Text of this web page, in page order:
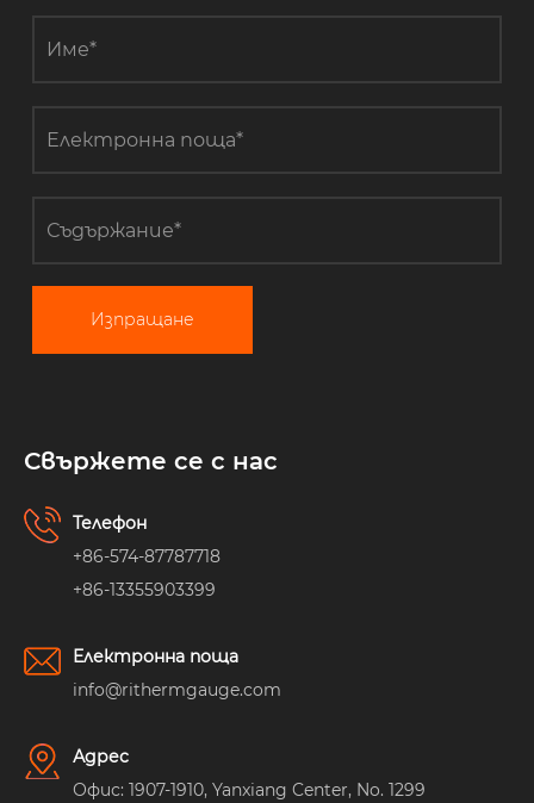
Изпращане
Свържете се с нас
Телефон
+86-574-87787718
+86-13355903399
Електронна поща
info@rithermgauge.com
Адрес
Офис: 1907-1910, Yanxiang Center, No. 1299